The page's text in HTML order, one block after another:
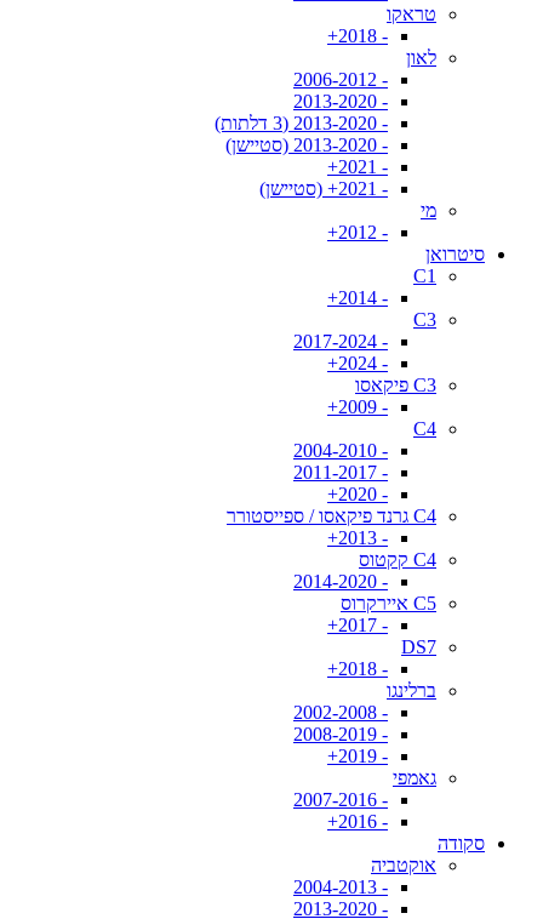
טראקו
- 2018+
לאון
- 2006-2012
- 2013-2020
- 2013-2020 (3 דלתות)
- 2013-2020 (סטיישן)
- 2021+
- 2021+ (סטיישן)
מי
- 2012+
סיטרואן
C1
- 2014+
C3
- 2017-2024
- 2024+
C3 פיקאסו
- 2009+
C4
- 2004-2010
- 2011-2017
- 2020+
C4 גרנד פיקאסו / ספייסטורר
- 2013+
C4 קקטוס
- 2014-2020
C5 איירקרוס
- 2017+
DS7
- 2018+
ברלינגו
- 2002-2008
- 2008-2019
- 2019+
גאמפי
- 2007-2016
- 2016+
סקודה
אוקטביה
- 2004-2013
- 2013-2020